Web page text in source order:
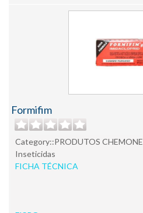
Formifim
Category::PRODUTOS CHEMONE
Inseticidas
FICHA TÉCNICA